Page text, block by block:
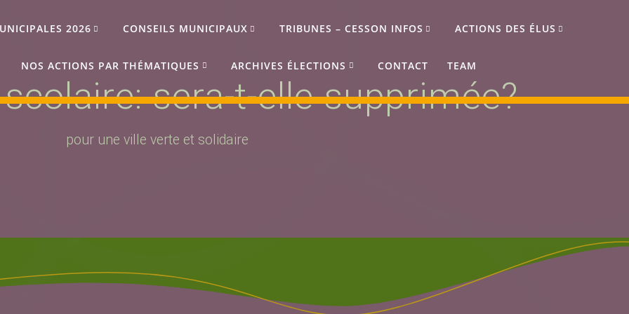
2026 CONSEILS MUNICIPAUX TRIBUNES – CESSON INFOS ACTIONS DES ÉLUS
NOS ACTIONS PAR THÉMATIQUES ARCHIVES ÉLECTIONS CONTACT TEAM
sera-t-elle supprimée?
pour une ville verte et solidaire